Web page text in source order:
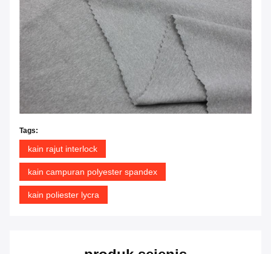
Tags:
kain rajut interlock
kain campuran polyester spandex
kain poliester lycra